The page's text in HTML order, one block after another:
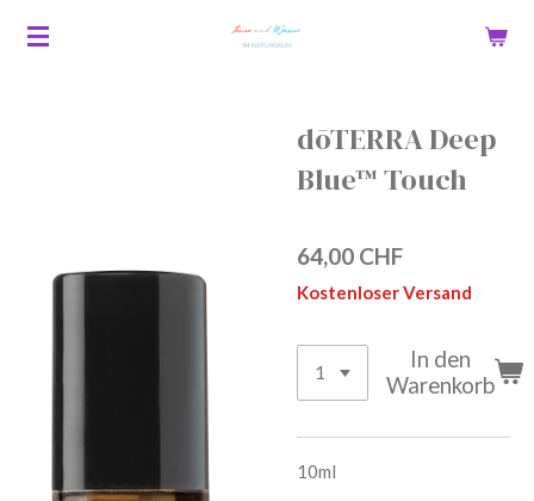
Zum
dōTERRA Deep
Blue™ Touch
64,00 CHF
Kostenloser Versand
In den
Warenkorb
10ml